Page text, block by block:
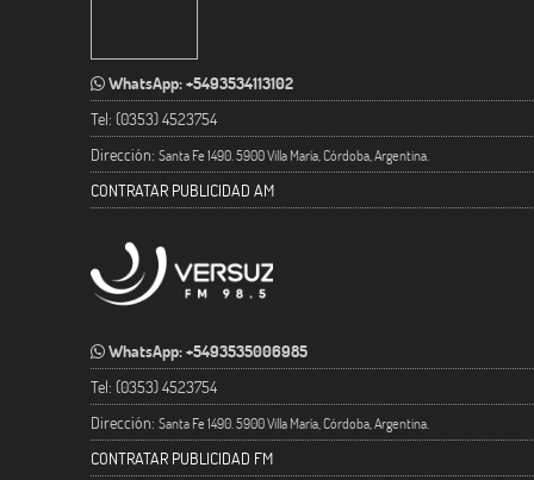
WhatsApp: +5493534113102
Tel: (0353) 4523754
Dirección: Santa Fe 1490. 5900 Villa María, Córdoba, Argentina.
CONTRATAR PUBLICIDAD AM
WhatsApp: +5493535006985
Tel: (0353) 4523754
Dirección: Santa Fe 1490. 5900 Villa María, Córdoba, Argentina.
CONTRATAR PUBLICIDAD FM